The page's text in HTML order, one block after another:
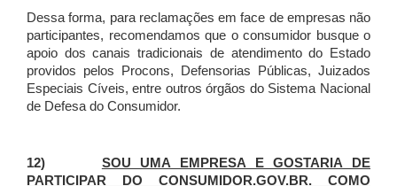
Dessa forma, para reclamações em face de empresas não
participantes, recomendamos que o consumidor busque o
apoio dos canais tradicionais de atendimento do Estado
providos pelos Procons, Defensorias Públicas, Juizados
Especiais Cíveis, entre outros órgãos do Sistema Nacional
de Defesa do Consumidor.
12) SOU UMA EMPRESA E GOSTARIA DE
PARTICIPAR DO CONSUMIDOR.GOV.BR. COMO